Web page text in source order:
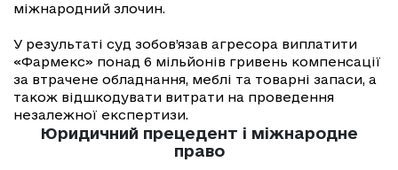
міжнародний злочин.
У результаті суд зобов’язав агресора виплатити
«Фармекс» понад 6 мільйонів гривень компенсації
за втрачене обладнання, меблі та товарні запаси, а
також відшкодувати витрати на проведення
незалежної експертизи.
Юридичний прецедент і міжнародне
право